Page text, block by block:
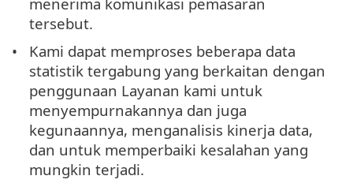
tersebut.
Kami dapat memproses beberapa data
statistik tergabung yang berkaitan dengan
penggunaan Layanan kami untuk
menyempurnakannya dan juga
kegunaannya, menganalisis kinerja data,
dan untuk memperbaiki kesalahan yang
mungkin terjadi.